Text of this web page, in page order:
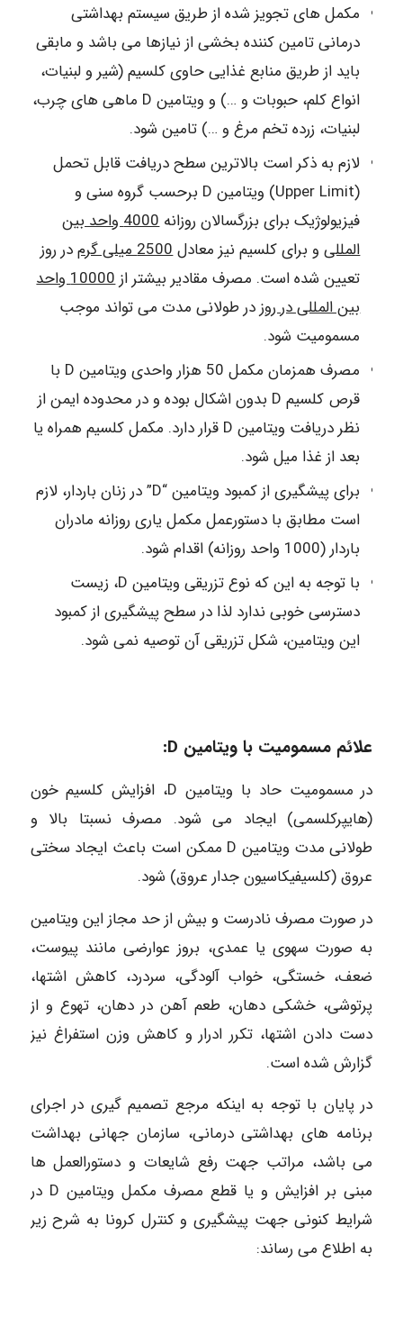
مکمل های تجویز شده از طریق سیستم بهداشتی
درمانی تامین کننده بخشی از نیازها می باشد و مابقی
باید از طریق منابع غذایی حاوی کلسیم (شیر و لبنیات،
انواع کلم، حبوبات و …) و ویتامین D ماهی های چرب،
لبنیات، زرده تخم مرغ و …) تامین شود.
لازم به ذکر است بالاترین سطح دریافت قابل تحمل
(Upper Limit) ویتامین D برحسب گروه سنی و
فیزیولوژیک برای بزرگسالان روزانه
4000 واحد بین
المللیو برای کلسیم نیز معادل2500 میلی گرم
در روز
تعیین شده است. مصرف مقادیر بیشتر از
10000 واحد
بین المللی در روزدر طولانی مدت می تواند موجب
مسمومیت شود.
مصرف همزمان مکمل 50 هزار واحدی ویتامین D با
قرص کلسیم D بدون اشکال بوده و در محدوده ایمن از
نظر دریافت ویتامین D قرار دارد. مکمل کلسیم همراه یا
بعد از غذا میل شود.
برای پیشگیری از کمبود ویتامین “D” در زنان باردار، لازم
است مطابق با دستورعمل مکمل یاری روزانه مادران
باردار (1000 واحد روزانه) اقدام شود.
با توجه به این که نوع تزریقی ویتامین D، زیست
دسترسی خوبی ندارد لذا در سطح پیشگیری از کمبود
این ویتامین، شکل تزریقی آن توصیه نمی شود.
علائم مسمومیت با ویتامین D:
در مسمومیت حاد با ویتامین D، افزایش کلسیم خون
(هایپرکلسمی) ایجاد می شود. مصرف نسبتا بالا و
طولانی مدت ویتامین D ممکن است باعث ایجاد سختی
عروق (کلسیفیکاسیون جدار عروق) شود.
در صورت مصرف نادرست و بیش از حد مجاز این ویتامین
به صورت سهوی یا عمدی، بروز عوارضی مانند پیوست،
ضعف، خستگی، خواب آلودگی، سردرد، کاهش اشتها،
پرتوشی، خشکی دهان، طعم آهن در دهان، تهوع و از
دست دادن اشتها، تکرر ادرار و کاهش وزن استفراغ نیز
گزارش شده است.
در پایان با توجه به اینکه مرجع تصمیم گیری در اجرای
برنامه های بهداشتی درمانی، سازمان جهانی بهداشت
می باشد، مراتب جهت رفع شایعات و دستورالعمل ها
مبنی بر افزایش و یا قطع مصرف مکمل ویتامین D در
شرایط کنونی جهت پیشگیری و کنترل کرونا به شرح زیر
به اطلاع می رساند: